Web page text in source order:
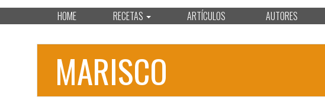
HOME RECETAS ARTÍCULOS AUTORES
MARISCO